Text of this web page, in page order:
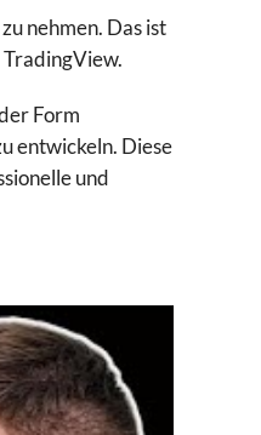
nehmen. Das ist
Form
entwickeln. Diese
und